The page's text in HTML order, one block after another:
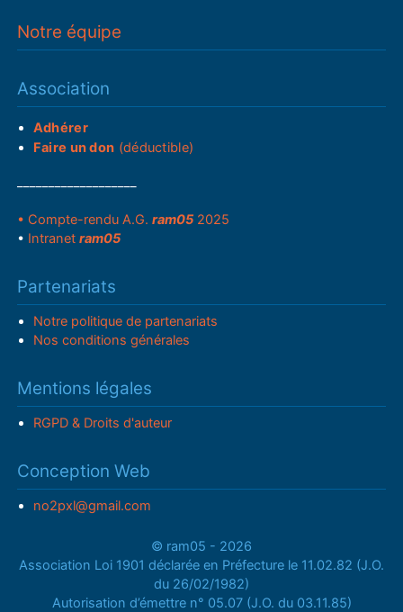
Notre équipe
Association
Adhérer
Faire un don (déductible)
• Compte-rendu A.G.ram05 2025
• Intranetram05
Partenariats
Notre politique de partenariats
Nos conditions générales
Mentions légales
RGPD & Droits d'auteur
Conception Web
no2pxl@gmail.com
© ram05 - 2026
Association Loi 1901 déclarée en Préfecture le 11.02.82 (J.O.
du 26/02/1982)
Autorisation d’émettre n° 05.07 (J.O. du 03.11.85)